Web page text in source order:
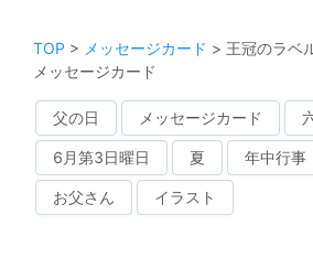
TOP > メッセージカード > 王冠のラベ
メッセージカード
父の日 メッセージカード
6月第3日曜日 夏 年中行事
お父さん イラスト